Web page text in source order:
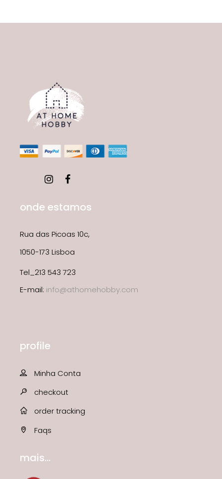
onde estamos
Rua das Picoas 10c,
1050-173 Lisboa
Tel_213 543 723
E-mail: info@athomehobby.com
profile
Minha Conta
checkout
order tracking
Faqs
mais...